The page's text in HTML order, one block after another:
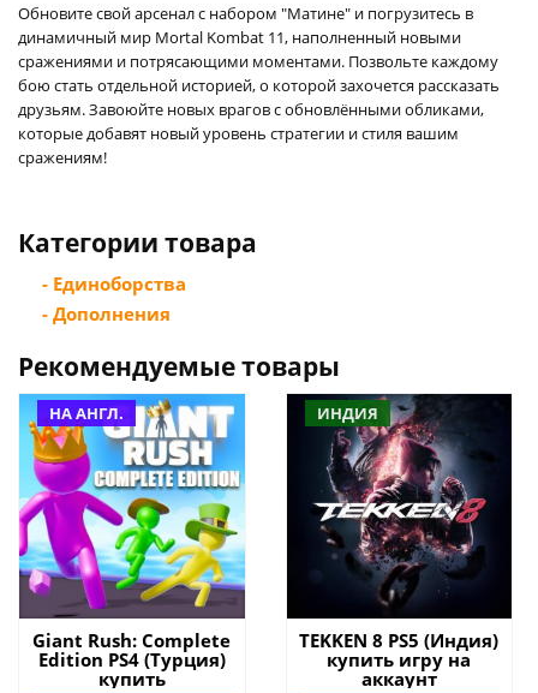
Обновите свой арсенал с набором "Матине" и погрузитесь в
динамичный мир Mortal Kombat 11, наполненный новыми
сражениями и потрясающими моментами. Позвольте каждому
бою стать отдельной историей, о которой захочется рассказать
друзьям. Завоюйте новых врагов с обновлёнными обликами,
которые добавят новый уровень стратегии и стиля вашим
сражениям!
Категории товара
- Единоборства
- Дополнения
Рекомендуемые товары
НА АНГЛ.
Giant Rush: Complete
Edition PS4 (Турция)
купить
ИНДИЯ
TEKKEN 8 PS5 (Индия)
купить игру на
аккаунт